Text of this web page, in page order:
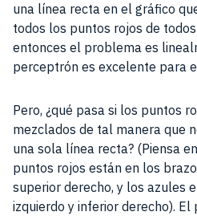
una línea recta en el gráfico
todos los puntos rojos de
entonces el problema es
perceptrón es excelente para
Pero, ¿qué pasa si los puntos
mezclados de tal manera que
una sola línea recta? (Piensa
puntos rojos están en los
superior derecho, y los azules
izquierdo y inferior derecho).